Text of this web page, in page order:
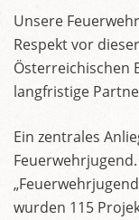
Unsere
Respekt vor
Österreichischen
langfristige
Ein zentrales
wurden 115